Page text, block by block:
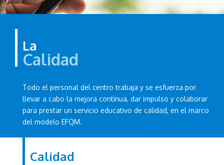
La
Calidad
Todo el personal del centro trabaja y se esfuerza por
llevar a cabo la mejora continua, dar impulso y colaborar
para prestar un servicio educativo de calidad, en el marco
del modelo EFQM.
Calidad